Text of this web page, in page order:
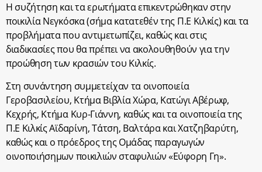
Η συζήτηση και τα ερωτήματα επικεντρώθηκαν στην
ποικιλία Νεγκόσκα (σήμα κατατεθέν της Π.Ε Κιλκίς) και τα
προβλήματα που αντιμετωπίζει, καθώς και στις
διαδικασίες που θα πρέπει να ακολουθηθούν για την
προώθηση των κρασιών του Κιλκίς.
Στη συνάντηση συμμετείχαν τα οινοποιεία
Γεροβασιλείου, Κτήμα Βιβλία Χώρα, Κατώγι Αβέρωφ,
Κεχρής, Κτήμα Κυρ-Γιάννη, καθώς και τα οινοποιεία της
Π.Ε Κιλκίς Αϊδαρίνη, Τάτση, Βαλτάρα και Χατζηβαρύτη,
καθώς και ο πρόεδρος της Ομάδας παραγωγών
οινοποιήσημων ποικιλιών σταφυλιών «Εύφορη Γη».